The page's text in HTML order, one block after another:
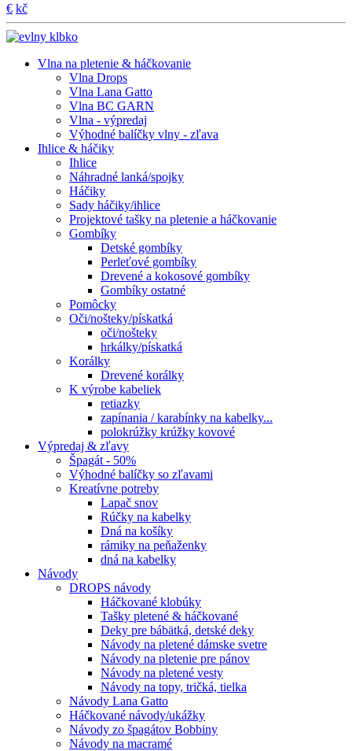
€ kč
Vlna na pletenie & háčkovanie
Vlna Drops
Vlna Lana Gatto
Vlna BC GARN
Vlna - výpredaj
Výhodné balíčky vlny - zľava
Ihlice & háčiky
Ihlice
Náhradné lanká/spojky
Háčiky
Sady háčiky/ihlice
Projektové tašky na pletenie a háčkovanie
Gombíky
Detské gombíky
Perleťové gombíky
Drevené a kokosové gombíky
Gombíky ostatné
Pomôcky
Oči/nošteky/pískatká
oči/nošteky
hrkálky/pískatká
Korálky
Drevené korálky
K výrobe kabeliek
retiazky
zapínania / karabínky na kabelky...
polokrúžky krúžky kovové
Výpredaj & zľavy
Špagát - 50%
Výhodné balíčky so zľavami
Kreatívne potreby
Lapač snov
Rúčky na kabelky
Dná na košíky
rámiky na peňaženky
dná na kabelky
Návody
DROPS návody
Háčkované klobúky
Tašky pletené & háčkované
Deky pre bábätká, detské deky
Návody na pletené dámske svetre
Návody na pletenie pre pánov
Návody na pletené vesty
Návody na topy, tričká, tielka
Návody Lana Gatto
Háčkované návody/ukážky
Návody zo špagátov Bobbiny
Návody na macramé